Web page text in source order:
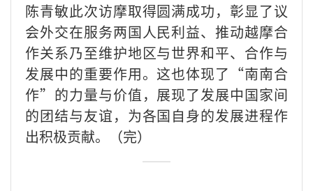
陈青敏此次访摩取得圆满成功，彰显了议
会外交在服务两国人民利益、推动越摩合
作关系乃至维护地区与世界和平、合作与
发展中的重要作用。这也体现了“南南合
作”的力量与价值，展现了发展中国家间
的团结与友谊，为各国自身的发展进程作
出积极贡献。（完）